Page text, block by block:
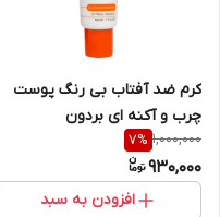
کرم ضد آفتاب بی رنگ پوست
چرب و آکنه ای بردون
1,000,000
7%
930,000
افزودن به سبد